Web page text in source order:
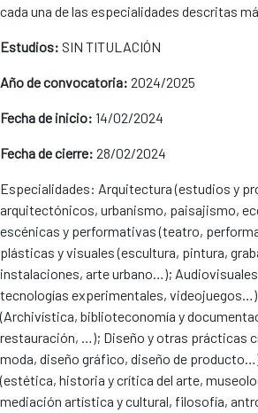
cada una de las especialidades descritas
Estudios: SIN TITULACIÓN
Año de convocatoria: 2024/2025
Fecha de inicio: 14/02/2024
Fecha de cierre: 28/02/2024
Especialidades: Arquitectura (estudios y
arquitectónicos, urbanismo, paisajismo,
escénicas y performativas (teatro,
plásticas y visuales (escultura, pintura,
instalaciones, arte urbano…);
tecnologías experimentales,
(Archivística, biblioteconomía y
restauración, …); Diseño y otras prácticas
moda, diseño gráfico, diseño de
(estética, historia y crítica del arte,
mediación artística y cultural, filosofía,